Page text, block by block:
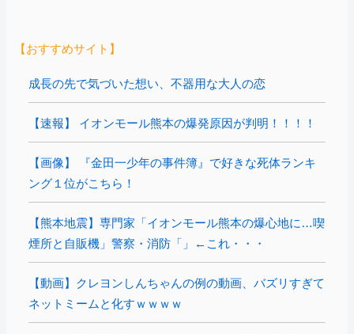
【おすすめサイト】
成長の先で気づいた想い、不器用な大人の恋
【速報】 イオンモール熊本の爆発原因が判明！！！！
【画像】 『金田一少年の事件簿』で好きな死体ランキ
ング１位がこちら！
【熊本地震】専門家「イオンモール熊本の爆心地に…喫
煙所と自販機」警察・消防「」←これ・・・
【動画】クレヨンしんちゃんの例の動画、バズリすぎて
ネットミームと化すｗｗｗｗ